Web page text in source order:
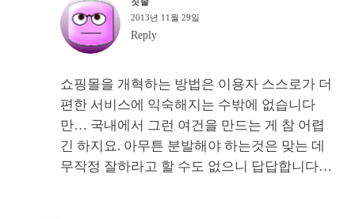
2013년 11월 29일
Reply
쇼핑몰을 개혁하는 방법은 이용자 스스로가 더
편한 서비스에 익숙해지는 수밖에 없습니다
만… 국내에서 그런 여건을 만드는 게 참 어렵
긴 하지요. 아무튼 분발해야 하는것은 맞는 데
무작정 잘하라고 할 수도 없으니 답답합니다…